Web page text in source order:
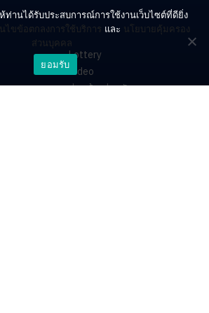
Lottery
Video
ร่วมด้วยช่วยกัน
ท่านได้รับประสบการณ์การใช้งานเว็บไซต์ที่ดียิ่ง
นไขข้อตกลงการใช้บริการ และ นโยบายคุ้มครอง
ส่วนบุคคล
ยอมรับ